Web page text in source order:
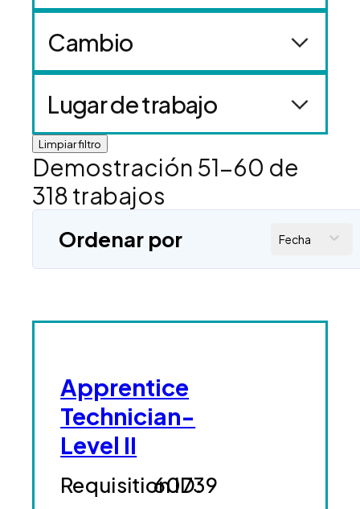
Cambio
Lugar de trabajo
Limpiar filtro
Demostración 51-60 de
318trabajos
Ordenar por Fecha
Apprentice
Technician-
Level II
60739